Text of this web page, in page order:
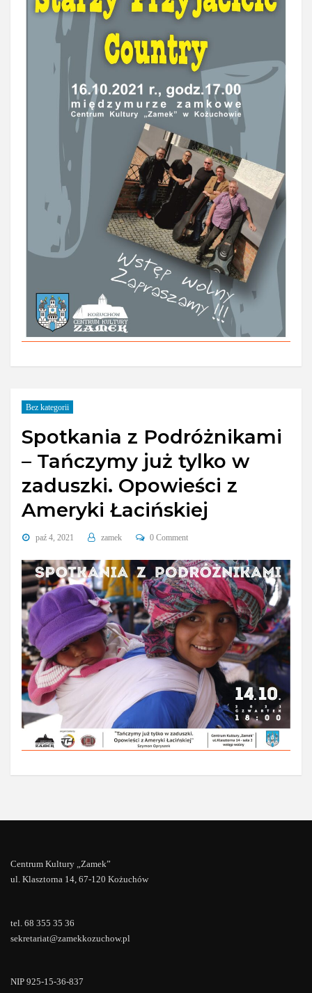
Bez kategorii
Spotkania z Podróżnikami
– Tańczymy już tylko w
zaduszki. Opowieści z
Ameryki Łacińskiej
paź 4, 2021 zamek 0 Comment
Centrum Kultury „Zamek”
ul. Klasztorna 14, 67-120 Kożuchów
tel. 68 355 35 36
sekretariat@zamekkozuchow.pl
NIP 925-15-36-837